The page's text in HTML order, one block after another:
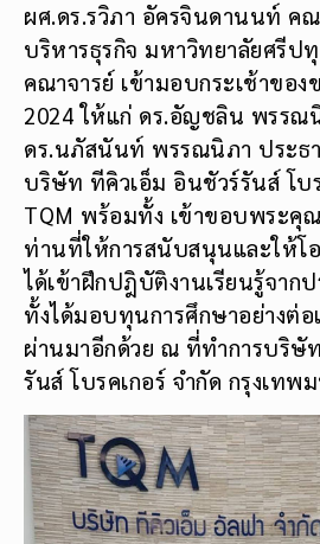
ผศ.ดร.รวิภา อัครจินดานนท์ ค
บริหารธุรกิจ มหาวิทยาลัยศรีป
คณาจารย์ เข้ามอบกระเช้าขอ
2024 ให้แก่ ดร.อัญชลิน พรรณ
ดร.นภัสนันท์ พรรณนิภา ประธ
บริษัท ทีคิวเอ็ม อินชัวร์รันส์ โบ
TQM พร้อมทั้ง เข้าขอบพระคุ
ท่านที่ให้การสนับสนุนและให้โ
ได้เข้าฝึกปฎิบัติงานเรียนรู้จาก
ทั้งได้มอบทุนการศึกษาอย่างต่
ผ่านมาอีกด้วย ณ ที่ทำการบริษั
รันส์ โบรคเกอร์ จำกัด กรุงเทพ